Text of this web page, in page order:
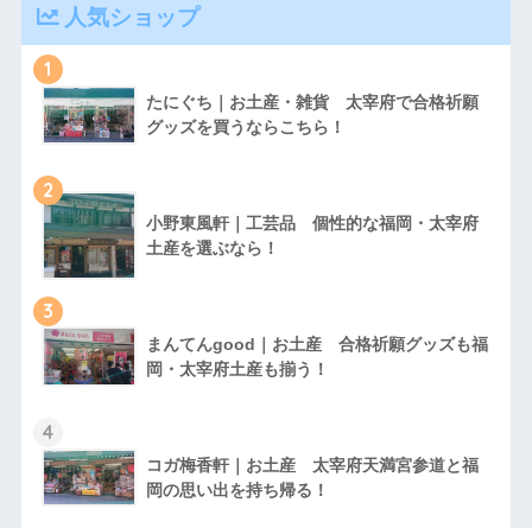
人気ショップ
1
たにぐち｜お土産・雑貨 太宰府で合格祈願
グッズを買うならこちら！
2
小野東風軒｜工芸品 個性的な福岡・太宰府
土産を選ぶなら！
3
まんてんgood｜お土産 合格祈願グッズも福
岡・太宰府土産も揃う！
4
コガ梅香軒｜お土産 太宰府天満宮参道と福
岡の思い出を持ち帰る！